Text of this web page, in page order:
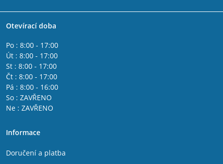
Otevírací doba
Po : 8:00 - 17:00
Út : 8:00 - 17:00
St : 8:00 - 17:00
Čt : 8:00 - 17:00
Pá : 8:00 - 16:00
So : ZAVŘENO
Ne : ZAVŘENO
Informace
Doručení a platba